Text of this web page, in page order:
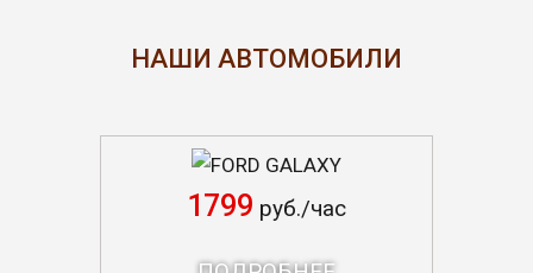
НАШИ АВТОМОБИЛИ
FORD GALAXY
1799 руб./час